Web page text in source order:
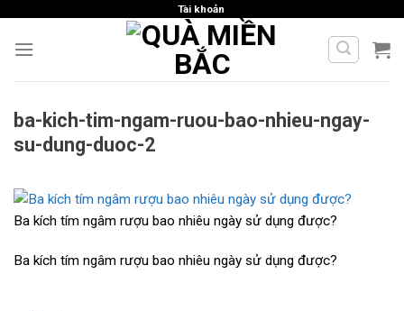
content
Tài khoản
ba-kich-tim-ngam-ruou-bao-nhieu-ngay-
su-dung-duoc-2
Ba kích tím ngâm rượu bao nhiêu ngày sử dụng được?
Ba kích tím ngâm rượu bao nhiêu ngày sử dụng được?